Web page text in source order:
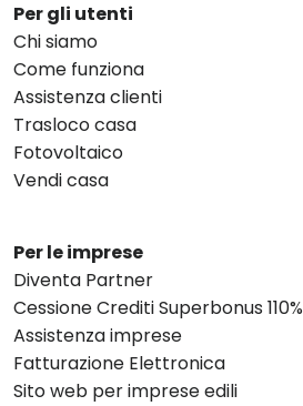
Per gli utenti
Chi siamo
Come funziona
Assistenza clienti
Trasloco casa
Fotovoltaico
Vendi casa
Per le imprese
Diventa Partner
Cessione Crediti Superbonus 110%
Assistenza imprese
Fatturazione Elettronica
Sito web per imprese edili